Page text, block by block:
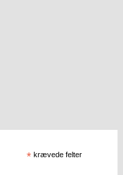
* krævede felter